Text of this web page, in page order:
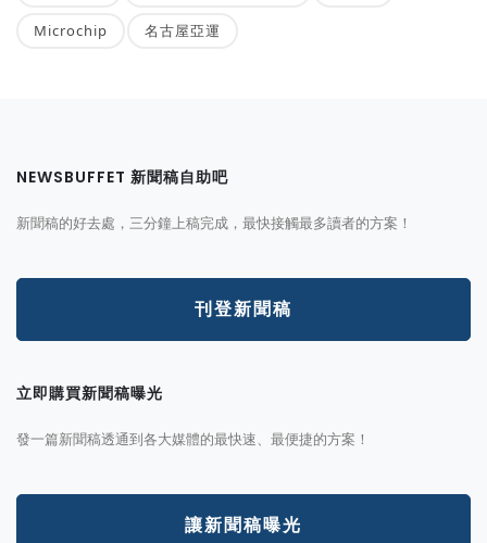
Microchip 名古屋亞運
NEWSBUFFET 新聞稿自助吧
新聞稿的好去處，三分鐘上稿完成，最快接觸最多讀者的方案！
刊登新聞稿
立即購買新聞稿曝光
發一篇新聞稿透通到各大媒體的最快速、最便捷的方案！
讓新聞稿曝光